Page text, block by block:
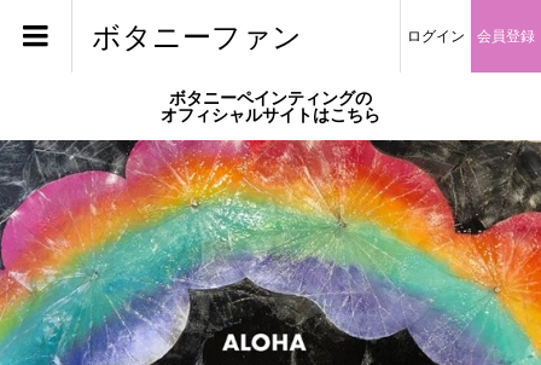
ボタニーファン ログイン 会員登録
ボタニーペインティングの
オフィシャルサイトはこちら